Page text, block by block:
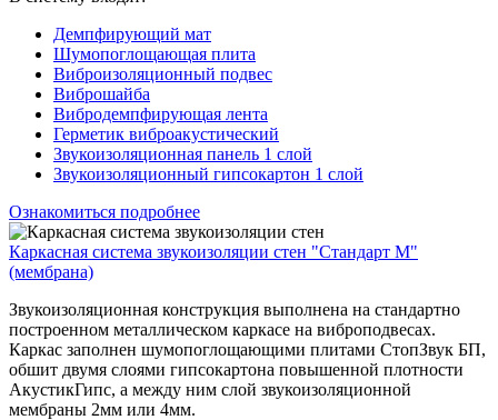
Демпфирующий мат
Шумопоглощающая плита
Виброизоляционный подвес
Виброшайба
Вибродемпфирующая лента
Герметик виброакустический
Звукоизоляционная панель 1 слой
Звукоизоляционный гипсокартон 1 слой
Ознакомиться подробнее
Каркасная система звукоизоляции стен "Стандарт М"
(мембрана)
Звукоизоляционная конструкция выполнена на стандартно
построенном металлическом каркасе на виброподвесах.
Каркас заполнен шумопоглощающими плитами СтопЗвук БП,
обшит двумя слоями гипсокартона повышенной плотности
АкустикГипс, а между ним слой звукоизоляционной
мембраны 2мм или 4мм.